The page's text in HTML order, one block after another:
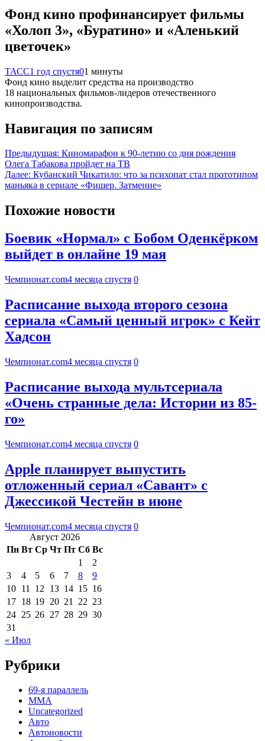
Фонд кино профинансирует фильмы
«Холоп 3», «Буратино» и «Аленький
цветочек»
ТАСС1 год спустя01 минуты
Фонд кино выделит средства на производство
18 национальных фильмов-лидеров отечественного
кинопроизводства.
Навигация по записям
Предыдущая: Киномарафон к 90-летию со дня рождения
Олега Табакова пройдет на ТВ
Далее: Кубанский Чикатило: что за психопат стал прототипом
маньяка в сериале «Фишер. Затмение»
Похожие новости
Боевик «Нормал» с Бобом Оденкёрком
выйдет в онлайне 19 мая
Чемпионат.com4 месяца спустя 0
Расписание выхода второго сезона
сериала «Самый ценный игрок» с Кейт
Хадсон
Чемпионат.com4 месяца спустя 0
Расписание выхода мультсериала
«Очень странные дела: Истории из 85-
го»
Чемпионат.com4 месяца спустя 0
Apple планирует выпустить
отложенный сериал «Савант» с
Джессикой Честейн в июне
Чемпионат.com4 месяца спустя 0
Август 2026
Пн Вт Ср Чт Пт Сб Вс
1
2
3
4 5 6 7 8
9
10 11 12 13 14 15 16
17 18 19 20 21 22 23
24 25 26 27 28 29 30
31
« Июл
Рубрики
69-я параллель
MMA
Uncategorized
Авто
Автоновости